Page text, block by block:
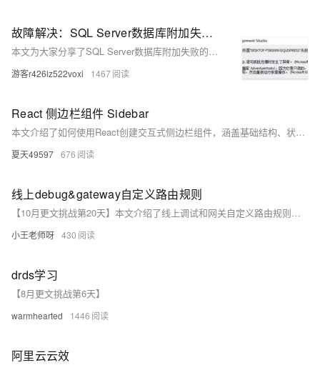
故障解决：SQL Server数据库附加失败，错误3415、错误5120
本文为大家分享了SQL Server数据库附加失败的具体解决方法，供大家参考，具体内容如下
游客r426lz522voxi 1467
React 侧边栏组件 Sidebar
本文介绍了如何使用React创建交互式侧边栏组件，涵盖基础结构、状态管理、样式设计等方面。通过`useState`钩子控制侧边栏的展开与收起，并利用CSS实现动画效果。同时，文章还探讨了响应式设计、性能优化、可访问性和路由集成等常见问题及解决方案，帮助开发者构建高效、美观且易于维护的侧边栏组件，提升Web应用的用户体验。
夏天49597 676
线上debug&gateway自定义路由规则
【10月更文挑战第20天】本文介绍了线上调试和网关自定义路由规则的配置方法。线上调试部分涵盖日志记录、远程调试等内容，包括如何设置详细的日志级别、添加自定义日志信息以及使用ELK堆栈进行日志分析。网关自定义路由规则部分则讲解了Spring Cloud Gateway和Kong中基于路径、请求头、请求参数等条件的路由配置方法。
小王老师呀 430
drds学习
【8月更文挑战第6天】
warmhearted 1446
阿里云云效